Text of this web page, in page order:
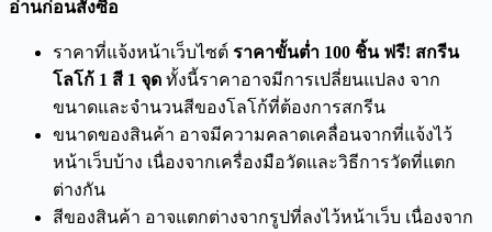
อ่านก่อนสั่งซื้อ
ราคาที่แจ้งหน้าเว็บไซต์ ราคาขั้นต่ำ 100 ชิ้น ฟรี! สกรีน
โลโก้ 1 สี 1 จุด ทั้งนี้ราคาอาจมีการเปลี่ยนแปลง จาก
ขนาดและจำนวนสีของโลโก้ที่ต้องการสกรีน
ขนาดของสินค้า อาจมีความคลาดเคลื่อนจากที่แจ้งไว้
หน้าเว็บบ้าง เนื่องจากเครื่องมือวัดและวิธีการวัดที่แตก
ต่างกัน
สีของสินค้า อาจแตกต่างจากรูปที่ลงไว้หน้าเว็บ เนื่องจาก